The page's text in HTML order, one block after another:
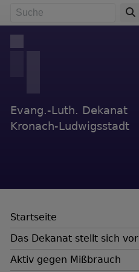
Direkt
Inhalt
Evang.-Luth. Dekanat
Kronach-Ludwigsstadt
Startseite
Das Dekanat stellt sich vor
Aktiv gegen Mißbrauch